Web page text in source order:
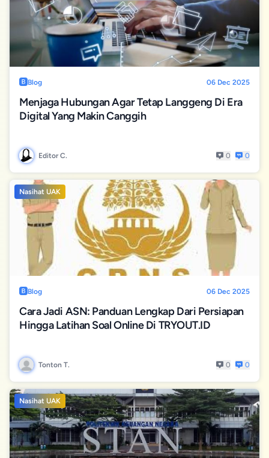
Blog 06 Dec 2025
Menjaga Hubungan Agar Tetap Langgeng Di Era
Digital Yang Makin Canggih
Editor C. 0 0
Nasihat UAK
Blog 06 Dec 2025
Cara Jadi ASN: Panduan Lengkap Dari Persiapan
Hingga Latihan Soal Online Di TRYOUT.ID
Tonton T. 0 0
Nasihat UAK